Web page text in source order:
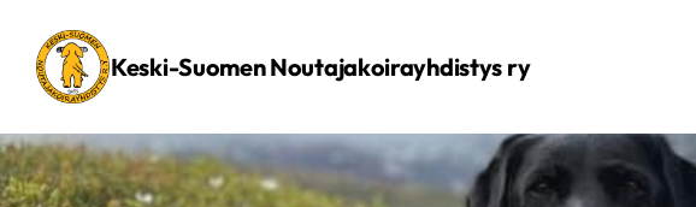
sivun
sisältöön
Keski-Suomen Noutajakoirayhdistys ry